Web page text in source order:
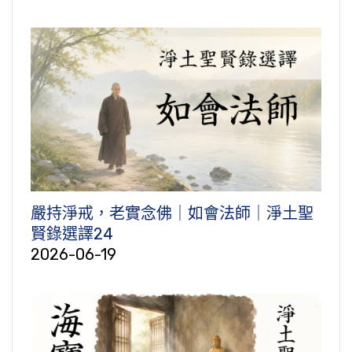
嚴持淨戒，老實念佛｜如會法師｜淨土聖
賢錄選譯24
2026-06-19